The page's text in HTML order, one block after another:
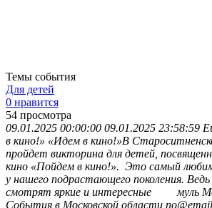
Темы события
Для детей
0 нравится
54 просмотра
09.01.2025 00:00:00 09.01.2025 23:58:59
в кино!» «Идем в кино!»В
пройдет викторина для детей,
кино «Пойдем в кино!». Это самый
у нашего подрастающего поколения.
смотрят яркие и интересные муль
События в Московской области